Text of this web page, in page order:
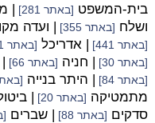
בית-המשפט [באתר 281] |
ושלח [באתר 355] | ועדה
[באתר 441] | אדריכל [באתר 161]
[באתר 30] | חניה [באתר 66]
[באתר 84] | היתר בנייה [באתר
מתמטיקה [באתר 20] |
סדקים [באתר 88] | שברים